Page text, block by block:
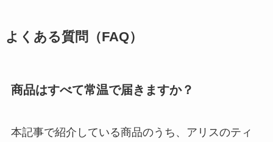
よくある質問（FAQ）
商品はすべて常温で届きますか？
本記事で紹介している商品のうち、アリスのティ